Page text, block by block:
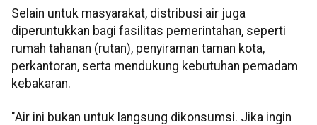
Selain untuk masyarakat, distribusi air juga
diperuntukkan bagi fasilitas pemerintahan, seperti
rumah tahanan (rutan), penyiraman taman kota,
perkantoran, serta mendukung kebutuhan pemadam
kebakaran.
"Air ini bukan untuk langsung dikonsumsi. Jika ingin